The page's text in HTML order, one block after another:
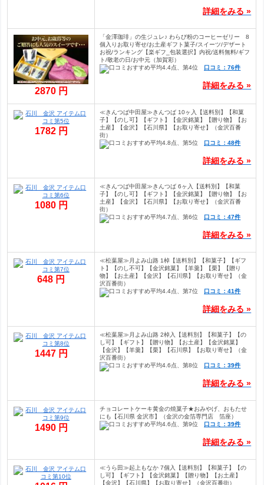
詳細をみる »
2870 円
「金澤珈琲」の生ジュレ♪ わらび粉のコーヒーゼリー 8
個入りお取り寄せ/お土産ギフト菓子/スイーツ/デザート
お祝/ランキング【楽ギフ_包装選択】内祝/送料無料/ギフ
ト/敬老の日/お中元（加賀彩）
口コミ：76件
詳細をみる »
1782 円
≪きんつば中田屋≫きんつば 10ヶ入【送料別】【和菓
子】【のし可】【ギフト】【金沢銘菓】【贈り物】【お
土産】【金沢】【石川県】【お取り寄せ】（金沢百番
街）
口コミ：48件
詳細をみる »
1080 円
≪きんつば中田屋≫きんつば 6ヶ入【送料別】【和菓
子】【のし可】【ギフト】【金沢銘菓】【贈り物】【お
土産】【金沢】【石川県】【お取り寄せ】（金沢百番
街）
口コミ：47件
詳細をみる »
648 円
≪松葉屋≫月よみ山路 1棹【送料別】【和菓子】【ギフ
ト】【のし不可】【金沢銘菓】【羊羹】【栗】【贈り
物】【お土産】【金沢】【石川県】【お取り寄せ】（金
沢百番街）
口コミ：41件
詳細をみる »
1447 円
≪松葉屋≫月よみ山路 2棹入【送料別】【和菓子】【の
し可】【ギフト】【贈り物】【お土産】【金沢銘菓】
【金沢】【羊羹】【栗】【石川県】【お取り寄せ】（金
沢百番街）
口コミ：39件
詳細をみる »
1490 円
チョコレートケーキ黄金の焼菓子★おみやげ、おもたせ
にも【石川県 金沢市】（金沢の金箔専門店 箔座）
口コミ：39件
詳細をみる »
≪うら田≫起上もなか 7個入【送料別】【和菓子】【の
し可】【ギフト】【金沢銘菓】【贈り物】【お土産】
【金沢】【石川県】【お取り寄せ】（金沢百番街）